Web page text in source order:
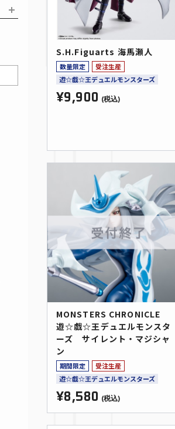
S.H.Figuarts 海馬瀬人
数量限定
受注生産
遊☆戯☆王デュエルモンスターズ
¥9,900 (税込)
MONSTERS CHRONICLE
遊☆戯☆王デュエルモンスタ
ーズ サイレント・マジシャ
ン
期間限定
受注生産
遊☆戯☆王デュエルモンスターズ
¥8,580 (税込)